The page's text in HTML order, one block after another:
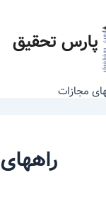
پارس تحقیق
مجازات